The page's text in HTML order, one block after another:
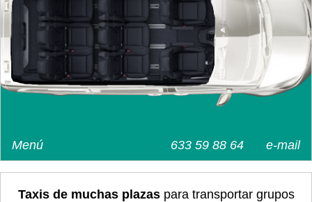
e-mail
633 59 88 64
Menú
Taxis de muchas plazaspara transportar grupos